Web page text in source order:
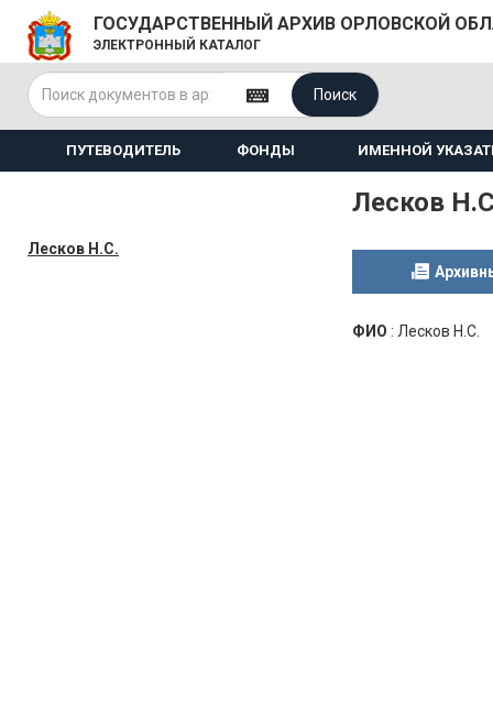
ГОСУДАРСТВЕННЫЙ АРХИВ ОРЛОВСКОЙ
ЭЛЕКТРОННЫЙ КАТАЛОГ
Поиск
ПУТЕВОДИТЕЛЬ ФОНДЫ ИМЕННОЙ
Лесков Н.С.
Лесков
ФИО : Лесков Н.С.